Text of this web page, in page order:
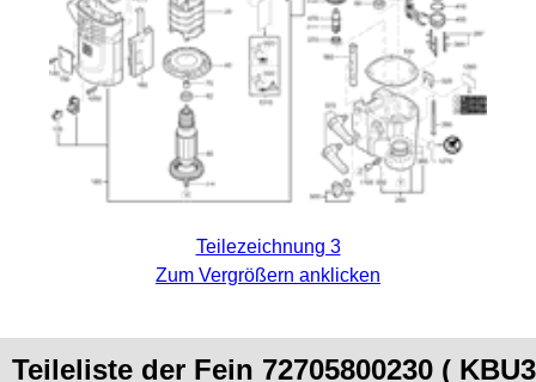
Teilezeichnung 3
Zum Vergrößern anklicken
Teileliste der Fein 72705800230 (